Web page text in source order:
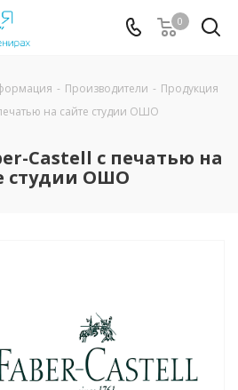
0
- Производители - Продукция
на сайте студии ОШО
Castell с печатью на
студии ОШО